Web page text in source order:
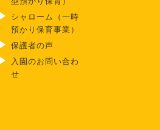
シャローム（一時
預かり保育事業）
保護者の声
入園のお問い合わ
せ